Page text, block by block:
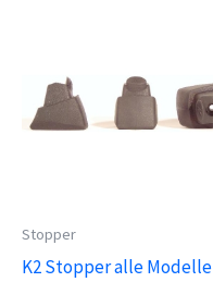
Stopper
K2 Stopper alle Modelle